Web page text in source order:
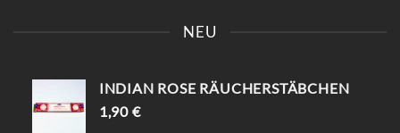
NEU
INDIAN ROSE RÄUCHERSTÄBCHEN
1,90 €